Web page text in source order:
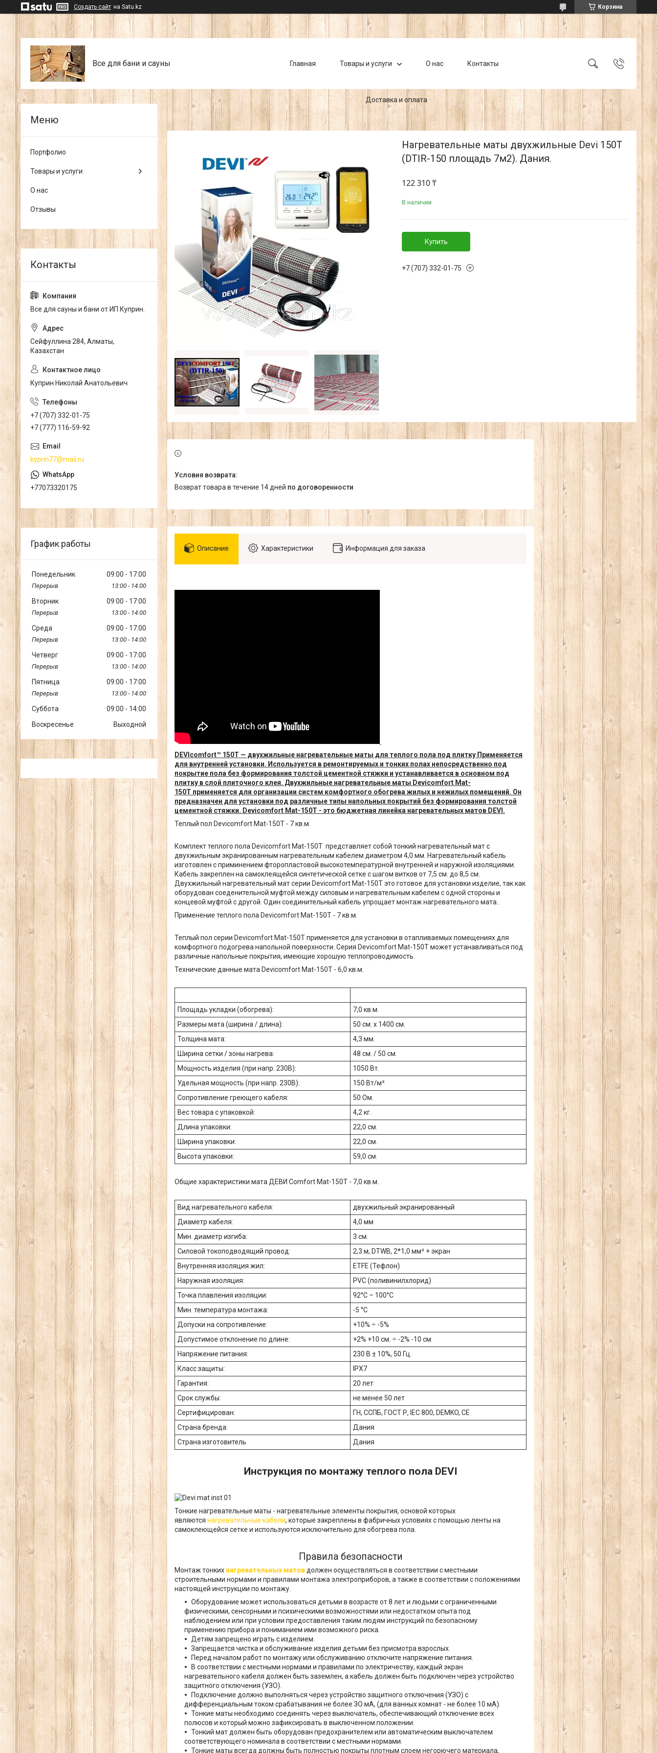
Создать сайт на Satu.kz Корзина
Все для бани и сауны Главная Товары и услуги О нас Контакты
Доставка и оплата
Нагревательные маты двухжильные Devi 150Т
(DTIR-150 площадь 7м2). Дания.
122 310 ₸
В наличии
Купить
+7 (707) 332-01-75
возврат товара в течение 14 дней по договоренности
Описание Характеристики Информация для заказа
DEVIcomfort™ 150T — двухжильные нагревательные маты для теплого пола под плитку Применяется
для внутренней установки. Используется в ремонтируемых и тонких полах непосредственно под
покрытие пола без формирования толстой цементной стяжки и устанавливается в основном под
плитку в слой плиточного клея. Двухжильные нагревательные маты Devicomfort Mat-
150T применяется для организации систем комфортного обогрева жилых и нежилых помещений. Он
предназначен для установки под различные типы напольных покрытий без формирования толстой
цементной стяжки. Devicomfort Mat-150T - это бюджетная линейка нагревательных матов DEVI.
Теплый пол Devicomfort Mat-150T - 7 кв.м.
Комплект теплого пола Devicomfort Mat-150T представляет собой тонкий нагревательный мат с
двухжильным экранированным нагревательным кабелем диаметром 4,0 мм. Нагревательный кабель
изготовлен с приминением фторопластовой высокотемпературной внутренней и наружной изоляциями.
Кабель закреплен на самоклеящейся синтетической сетке с шагом витков от 7,5 см. до 8,5 см.
Двухжильный нагревательный мат серии Devicomfort Mat-150T это готовое для установки изделие, так как
оборудован соеденительной муфтой между силовым и нагревательным кабелем с одной стороны и
концевой муфтой с другой. Один соединительный кабель упрощает монтаж нагревательного мата..
Применение теплого пола Devicomfort Mat-150T - 7 кв.м.
Теплый пол серии Devicomfort Mat-150T применяется для установки в отапливаемых помещениях для
комфортного подогрева напольной поверхности. Серия Devicomfort Mat-150T может устанавливаться под
различные напольные покрытия, имеющие хорошую теплопроводимость.
Технические данные мата Devicomfort Mat-150T - 6,0 кв.м.
Площадь укладки (обогрева):
7,0 кв.м.
Размеры мата (ширина / длина):
50 см. х 1400 см.
Толщина мата:
4,3 мм.
Ширина сетки / зоны нагрева:
48 см. / 50 см.
Мощность изделия (при напр. 230В):
1050 Вт.
Удельная мощность (при напр. 230В):
150 Вт/м²
Сопротивление греющего кабеля:
50 Ом.
Вес товара с упаковкой:
4,2 кг.
Длина упаковки:
22,0 см.
Ширина упаковки:
22,0 см.
Высота упаковки:
59,0 см.
Общие характеристики мата ДЕВИ Comfort Mat-150T - 7,0 кв.м.
Вид нагревательного кабеля:
двухжильный экранированный
Диаметр кабеля:
4,0 мм
Мин. диаметр изгиба:
3 см.
Силовой токоподводящий провод:
2,3 м, DTWB, 2*1,0 мм² + экран
Внутренняя изоляция жил:
ETFE (Тефлон)
Наружная изоляция:
PVC (поливинилхлорид)
Точка плавления изоляции:
92°C – 100°C
Мин. температура монтажа:
-5 °C
Допуски на сопротивление:
+10% ÷ -5%
Допустимое отклонение по длине:
+2% +10 см. ÷ -2% -10 см.
Напряжение питания:
230 В ± 10%, 50 Гц.
Класс защиты:
IPX7
Гарантия:
20 лет
Срок службы:
не менее 50 лет
Сертифицирован:
ГН, ССПБ, ГОСТ Р, IEC 800, DEMKO, CE
Страна бренда:
Дания
Страна изготовитель
Дания
Инструкция по монтажу теплого пола DEVI
Тонкие нагревательные маты - нагревательные элементы покрытия, основой которых
являются нагревательные кабели, которые закреплены в фабричных условиях с помощью ленты на
самоклеющейся сетке и используются исключительно для обогрева пола.
Правила безопасности
Монтаж тонких нагревательных матовдолжен осуществляться в соответствии с местными
строительными нормами и правилами монтажа электроприборов, а также в соответствии с положениями
настоящей инструкции по монтажу.
Оборудование может использоваться детьми в возрасте от 8 лет и людьми с ограниченными
физическими, сенсорными и психическими возможностями или недостатком опыта под
наблюдением или при условии предоставления таким людям инструкций по безопасному
применению прибора и пониманием ими возможного риска.
Детям запрещено играть с изделием.
Запрещается чистка и обслуживание изделия детьми без присмотра взрослых.
Перед началом работ по монтажу или обслуживанию отключите напряжение питания.
В соответствии с местными нормами и правилами по электричеству, каждый экран
нагревательного кабеля должен быть заземлен, а кабель должен быть подключен через устройство
защитного отключения (УЗО).
Подключение должно выполняться через устройство защитного отключения (УЗО) с
дифференциальным током срабатывания не более ЗО мА, (для ванных комнат - не более 10 мА).
Тонкие маты необходимо соединять через выключатель, обеспечивающий отключение всех
полюсов и который можно зафиксировать в выключенном положении.
Тонкий мат должен быть оборудован предохранителем или автоматическим выключателем
соответствующего номинала в соответствии с местными нормами.
Тонкие маты всегда должны быть полностью покрыты плотным слоем негорючего материала,
Портфолио
Товары и услуги
О нас
Отзывы
Все для сауны и бани от ИП Куприн.
Сейфуллина 284, Алматы,
Казахстан
Куприн Николай Анатольевич
+7 (707) 332-01-75
+7 (777) 116-59-92
kyprin77@mail.ru
+77073320175
График работы
Понедельник 09:00 17:00
13:00 14:00
Вторник 09:00 17:00
13:00 14:00
Среда 09:00 17:00
13:00 14:00
Четверг 09:00 17:00
13:00 14:00
Пятница 09:00 17:00
13:00 14:00
Суббота 09:00
14:00
Воскресенье
Выходной